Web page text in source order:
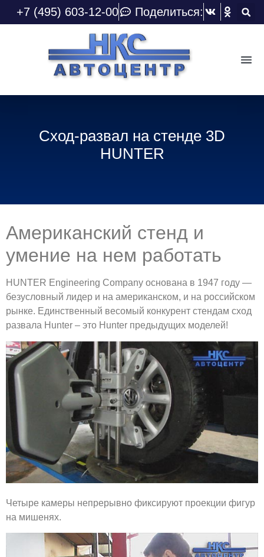
+7 (495) 603-12-00 Поделиться:
Сход-развал на стенде 3D
HUNTER
Американский стенд и
умение на нем работать
HUNTER Engineering Company основана в 1947 году —
безусловный лидер и на американском, и на российском
рынке. Единственный весомый конкурент стендам сход
развала Hunter – это Hunter предыдущих моделей!
Четыре камеры непрерывно фиксируют проекции фигур
на мишенях.